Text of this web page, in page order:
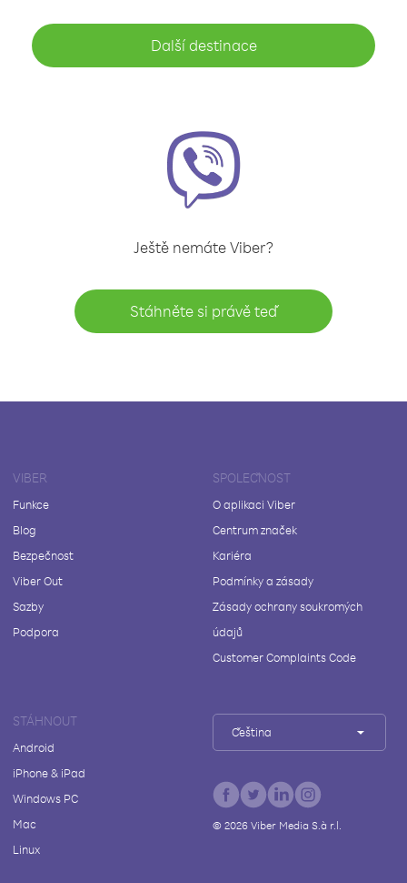
Další destinace
Ještě nemáte Viber?
Stáhněte si právě teď
VIBER
Funkce
Blog
Bezpečnost
Viber Out
Sazby
Podpora
SPOLEČNOST
O aplikaci Viber
Centrum značek
Kariéra
Podmínky a zásady
Zásady ochrany soukromých
údajů
Customer Complaints Code
STÁHNOUT
Android
iPhone & iPad
Windows PC
Mac
Linux
Čeština
© 2026Viber Media S.à r.l.